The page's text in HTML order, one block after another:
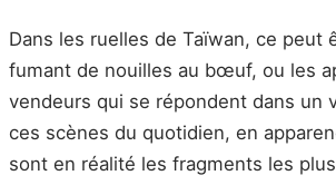
Dans les ruelles de Taïwan, ce peut
fumant de nouilles au bœuf, ou les
vendeurs qui se répondent dans un
ces scènes du quotidien, en
sont en réalité les fragments les